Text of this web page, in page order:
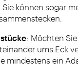
Sie können sogar
: Möchten
ums Eck
mindestens ein